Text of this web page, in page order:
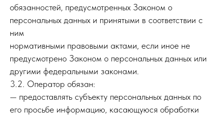
обязанностей, предусмотренных Законом о
персональных данных и принятыми в соответствии с
ним
нормативными правовыми актами, если иное не
предусмотрено Законом о персональных данных или
другими федеральными законами.
3.2. Оператор обязан:
— предоставлять субъекту персональных данных по
его просьбе информацию, касающуюся обработки